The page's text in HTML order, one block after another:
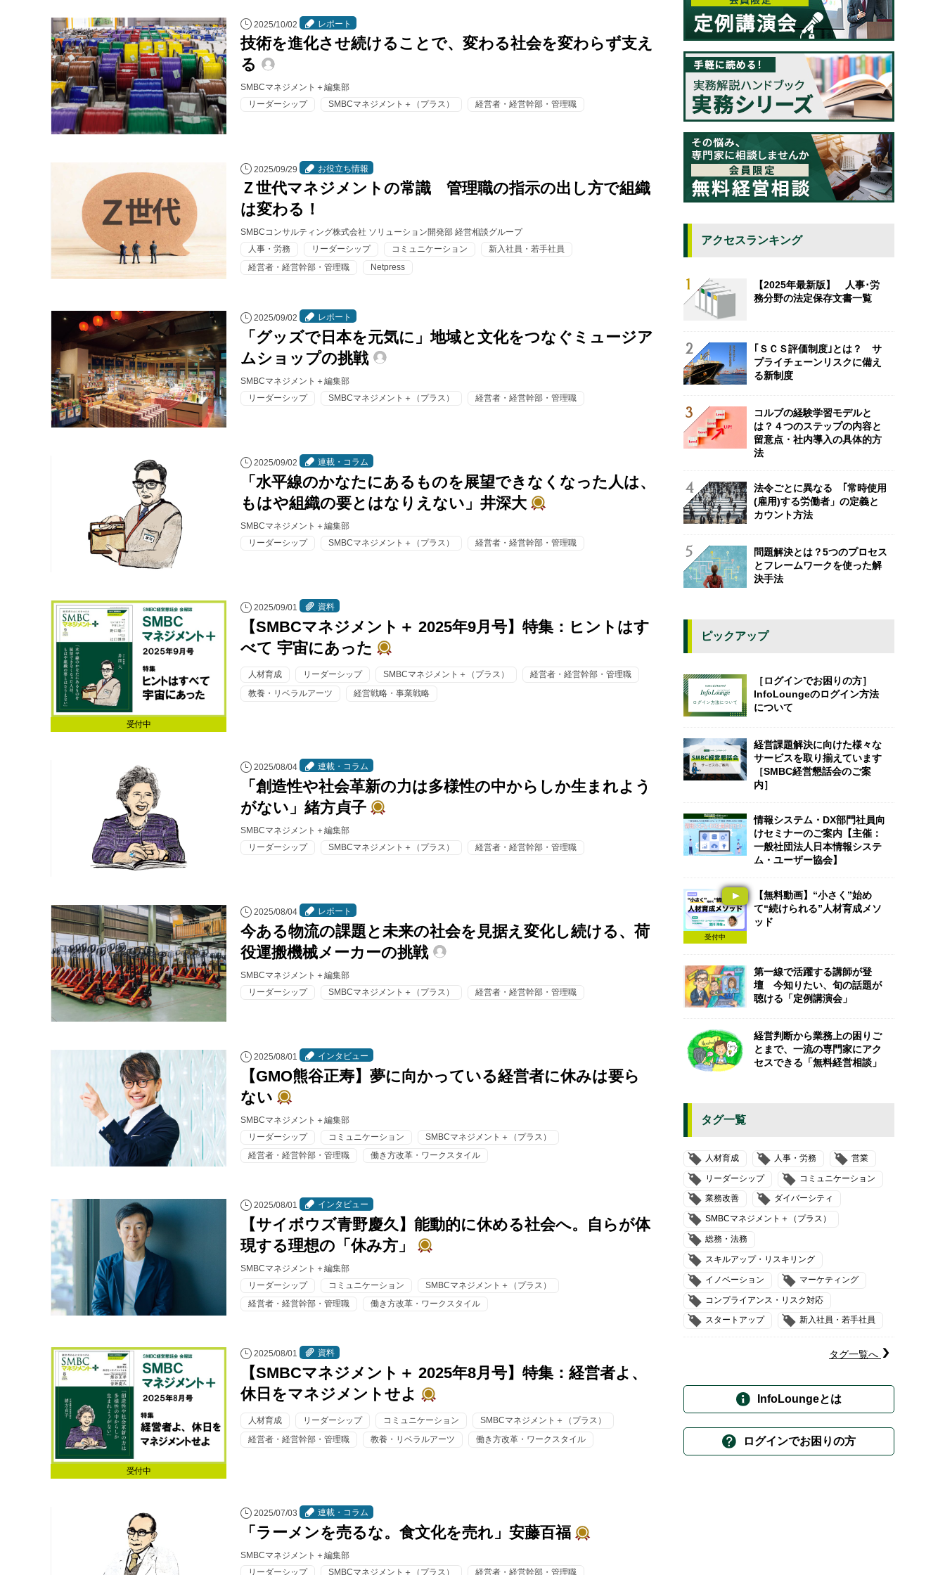
2025/10/02 レポート
技術を進化させ続けることで、変わる社会を変わらず支え
る
SMBCマネジメント＋編集部
リーダーシップ
SMBCマネジメント＋（プラス） 経営者・経営幹部・管理職
2025/09/29 お役立ち情報
Ｚ世代マネジメントの常識 管理職の指示の出し方で組織
は変わる！
SMBCコンサルティング株式会社 ソリューション開発部 経営相談グループ
人事・労務
リーダーシップ コミュニケーション
新入社員・若手社員
経営者・経営幹部・管理職
Netpress
2025/09/02 レポート
「グッズで日本を元気に」地域と文化をつなぐミュージア
ムショップの挑戦
SMBCマネジメント＋編集部
リーダーシップ
SMBCマネジメント＋（プラス） 経営者・経営幹部・管理職
2025/09/02 連載・コラム
「水平線のかなたにあるものを展望できなくなった人は、
もはや組織の要とはなりえない」井深大
SMBCマネジメント＋編集部
リーダーシップ
SMBCマネジメント＋（プラス） 経営者・経営幹部・管理職
受付中
2025/09/01 資料
【SMBCマネジメント＋ 2025年9月号】特集：ヒントはす
べて 宇宙にあった
人材育成 リーダーシップ SMBCマネジメント＋（プラス）
経営者・経営幹部・管理職
教養・リベラルアーツ
経営戦略・事業戦略
2025/08/04 連載・コラム
「創造性や社会革新の力は多様性の中からしか生まれよう
がない」緒方貞子
SMBCマネジメント＋編集部
リーダーシップ
SMBCマネジメント＋（プラス） 経営者・経営幹部・管理職
2025/08/04 レポート
今ある物流の課題と未来の社会を見据え変化し続ける、荷
役運搬機械メーカーの挑戦
SMBCマネジメント＋編集部
リーダーシップ
SMBCマネジメント＋（プラス） 経営者・経営幹部・管理職
2025/08/01 インタビュー
【GMO熊谷正寿】夢に向かっている経営者に休みは要ら
ない
SMBCマネジメント＋編集部
リーダーシップ
コミュニケーション
SMBCマネジメント＋（プラス）
経営者・経営幹部・管理職
働き方改革・ワークスタイル
2025/08/01 インタビュー
【サイボウズ青野慶久】能動的に休める社会へ。自らが体
現する理想の「休み方」
SMBCマネジメント＋編集部
リーダーシップ
コミュニケーション
SMBCマネジメント＋（プラス）
経営者・経営幹部・管理職
働き方改革・ワークスタイル
受付中
2025/08/01 資料
【SMBCマネジメント＋ 2025年8月号】特集：経営者よ、
休日をマネジメントせよ
人材育成 リーダーシップ コミュニケーション
SMBCマネジメント＋（プラス）
経営者・経営幹部・管理職
教養・リベラルアーツ 働き方改革・ワークスタイル
2025/07/03 連載・コラム
「ラーメンを売るな。食文化を売れ」安藤百福
SMBCマネジメント＋編集部
リーダーシップ
SMBCマネジメント＋（プラス） 経営者・経営幹部・管理職
アクセスランキング
【2025年最新版】 人事･労
務分野の法定保存文書一覧
｢ＳＣＳ評価制度｣とは？ サ
プライチェーンリスクに備え
る新制度
コルブの経験学習モデルと
は？４つのステップの内容と
留意点・社内導入の具体的方
法
法令ごとに異なる ｢常時使用
(雇用)する労働者」の定義と
カウント方法
問題解決とは？5つのプロセス
とフレームワークを使った解
決手法
ピックアップ
［ログインでお困りの方］
InfoLoungeのログイン方法
について
経営課題解決に向けた様々な
サービスを取り揃えています
［SMBC経営懇話会のご案
内］
情報システム・DX部門社員向
けセミナーのご案内【主催：
一般社団法人日本情報システ
ム・ユーザー協会】
受付中
【無料動画】“小さく”始め
て“続けられる”人材育成メソ
ッド
第一線で活躍する講師が登
壇 今知りたい、旬の話題が
聴ける「定例講演会」
経営判断から業務上の困りご
とまで、一流の専門家にアク
セスできる「無料経営相談」
タグ一覧
人材育成 人事・労務 営業
リーダーシップ コミュニケーション
業務改善 ダイバーシティ
SMBCマネジメント＋（プラス）
総務・法務
スキルアップ・リスキリング
イノベーション マーケティング
コンプライアンス・リスク対応
スタートアップ 新入社員・若手社員
タグ一覧へ
InfoLoungeとは
ログインでお困りの方